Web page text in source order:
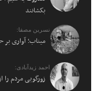
بکشانند
نسرین مصفا:
میناب؛ آواری
احمد زیدآبادی:
زورگویی مردم را